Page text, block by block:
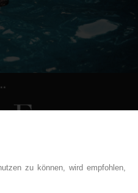
Vallées
- 88250 La Bresse
zu können, wird empfohlen,